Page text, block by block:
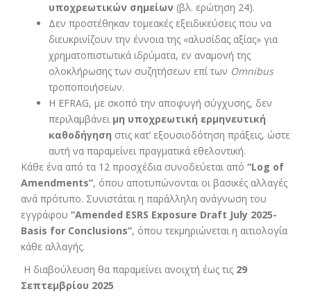
υποχρεωτικών σημείων (βλ. ερώτηση 24).
Δεν προστέθηκαν τομεακές εξειδικεύσεις που να
διευκρινίζουν την έννοια της «αλυσίδας αξίας» για
χρηματοπιστωτικά ιδρύματα, εν αναμονή της
ολοκλήρωσης των συζητήσεων επί των Omnibus
τροποποιήσεων.
Η EFRAG, με σκοπό την αποφυγή σύγχυσης, δεν
περιλαμβάνει μη υποχρεωτική ερμηνευτική
καθοδήγηση στις κατ’ εξουσιοδότηση πράξεις, ώστε
αυτή να παραμείνει πραγματικά εθελοντική.
Κάθε ένα από τα 12 προσχέδια συνοδεύεται από “Log of
Amendments”, όπου αποτυπώνονται οι βασικές αλλαγές
ανά πρότυπο. Συνιστάται η παράλληλη ανάγνωση του
εγγράφου “Amended ESRS Exposure Draft July 2025-
Basis for Conclusions”, όπου τεκμηριώνεται η αιτιολογία
κάθε αλλαγής.
Η διαβούλευση θα παραμείνει ανοιχτή έως τις 29
Σεπτεμβρίου 2025